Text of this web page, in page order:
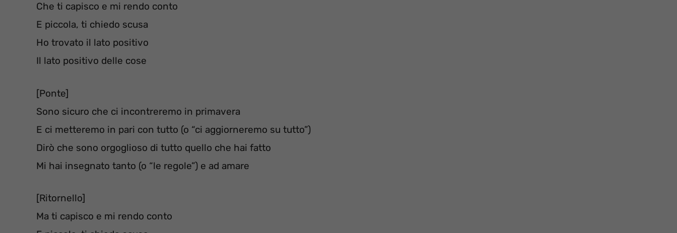
Che ti capisco e mi rendo conto
E piccola, ti chiedo scusa
Ho trovato il lato positivo
Il lato positivo delle cose
[Ponte]
Sono sicuro che ci incontreremo in primavera
E ci metteremo in pari con tutto (o “ci aggiorneremo su tutto”)
Dirò che sono orgoglioso di tutto quello che hai fatto
Mi hai insegnato tanto (o “le regole”) e ad amare
[Ritornello]
Ma ti capisco e mi rendo conto